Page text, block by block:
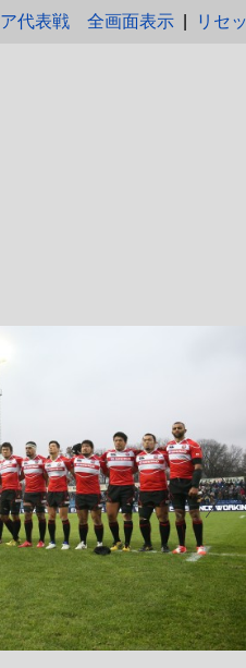
代表戦 全画面表示 リセ